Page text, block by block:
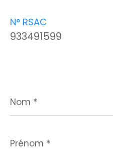
N° RSAC
933491599
*
*